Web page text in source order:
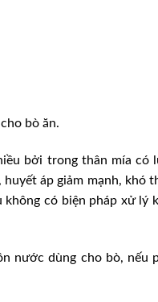
bò ăn.
bởi trong thân mía có
áp giảm mạnh, khó
có biện pháp xử lý
nước dùng cho bò, nếu